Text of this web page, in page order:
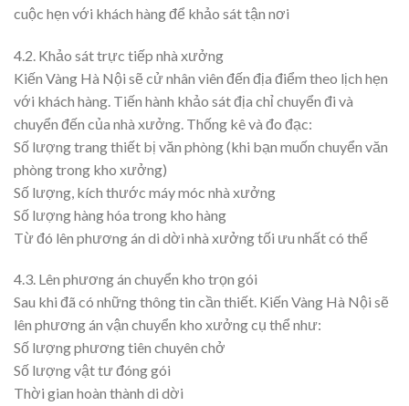
cuộc hẹn với khách hàng để khảo sát tận nơi
4.2. Khảo sát trực tiếp nhà xưởng
Kiến Vàng Hà Nội sẽ cử nhân viên đến địa điểm theo lịch hẹn
với khách hàng. Tiến hành khảo sát địa chỉ chuyển đi và
chuyển đến của nhà xưởng. Thống kê và đo đạc:
Số lượng trang thiết bị văn phòng (khi bạn muốn chuyển văn
phòng trong kho xưởng)
Số lượng, kích thước máy móc nhà xưởng
Số lượng hàng hóa trong kho hàng
Từ đó lên phương án di dời nhà xưởng tối ưu nhất có thể
4.3. Lên phương án chuyển kho trọn gói
Sau khi đã có những thông tin cần thiết. Kiến Vàng Hà Nội sẽ
lên phương án vận chuyển kho xưởng cụ thể như:
Số lượng phương tiên chuyên chở
Số lượng vật tư đóng gói
Thời gian hoàn thành di dời